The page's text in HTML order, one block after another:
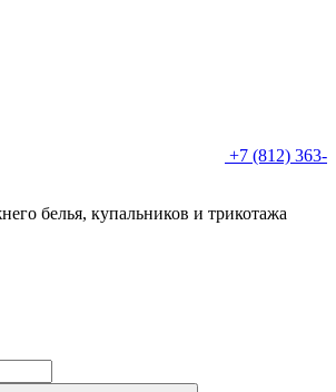
+7 (812) 363-
белья, купальников и трикотажа